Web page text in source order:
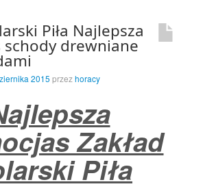
Piła Najlepsza
drewniane
2015 przezhoracy
Zakład
Piła